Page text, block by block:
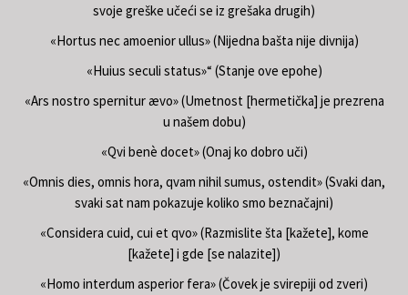
svoje greške učeći se iz grešaka drugih)
«Hortus nec amoenior ullus» (Nijedna bašta nije divnija)
«Huius seculi status»“ (Stanje ove epohe)
«Ars nostro spernitur ævo» (Umetnost [hermetička] je prezrena
u našem dobu)
«Qvi benè docet» (Onaj ko dobro uči)
«Omnis dies, omnis hora, qvam nihil sumus, ostendit» (Svaki dan,
svaki sat nam pokazuje koliko smo beznačajni)
«Considera cuid, cui et qvo» (Razmislite šta [kažete], kome
[kažete] i gde [se nalazite])
«Homo interdum asperior fera» (Čovek je svirepiji od zveri)